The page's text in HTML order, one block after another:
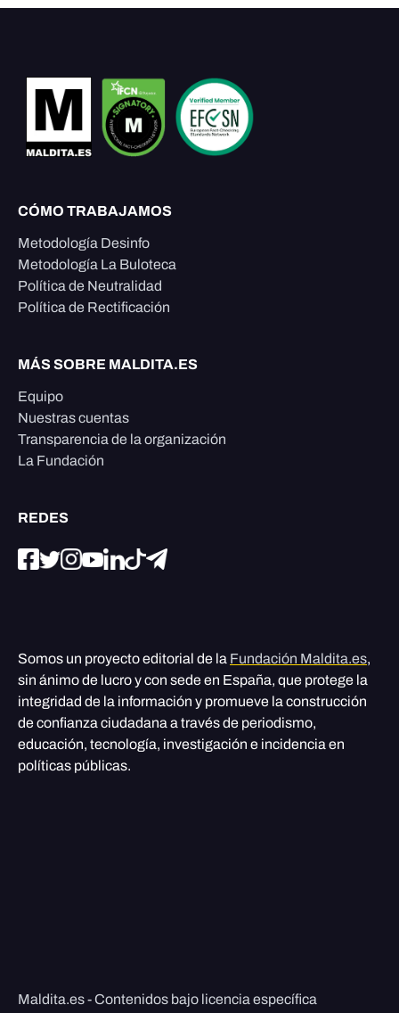
CÓMO TRABAJAMOS
Metodología Desinfo
Metodología La Buloteca
Política de Neutralidad
Política de Rectificación
MÁS SOBRE MALDITA.ES
Equipo
Nuestras cuentas
Transparencia de la organización
La Fundación
REDES
Somos un proyecto editorial de la Fundación Maldita.es,
sin ánimo de lucro y con sede en España, que protege la
integridad de la información y promueve la construcción
de confianza ciudadana a través de periodismo,
educación, tecnología, investigación e incidencia en
políticas públicas.
Maldita.es - Contenidos bajo licencia específica